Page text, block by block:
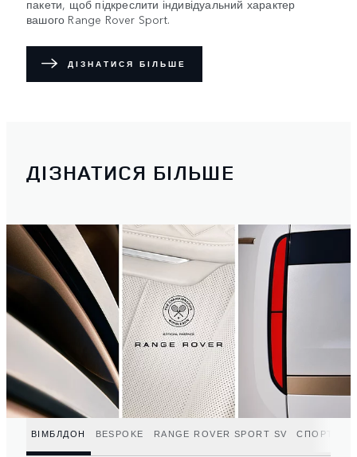
пакети, щоб підкреслити індивідуальний характер
вашого Range Rover Sport.
ДІЗНАТИСЯ БІЛЬШЕ
ДІЗНАТИСЯ БІЛЬШЕ
ВІМБЛДОН BESPOKE RANGE ROVER SPORT SV